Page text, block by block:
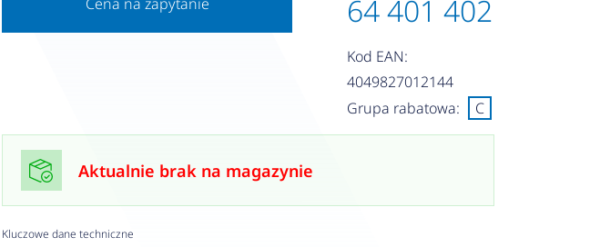
64 401 402
Kod EAN:
4049827012144
Grupa rabatowa:
C
Aktualnie brak na magazynie
Kluczowe dane techniczne